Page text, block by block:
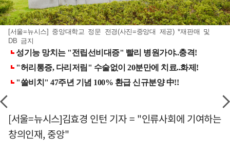
[서울=뉴시스] 중앙대학교 정문 전경(사진=중앙대 제공) *재판매 및
DB 금지
[서울=뉴시스]김효경 인턴 기자 = "인류사회에 기여하는
창의인재, 중앙"